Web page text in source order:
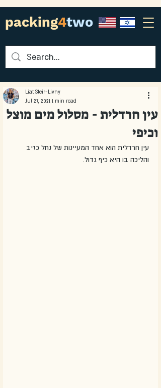
packing4two
עין חרדלית - מסלול מים מוצל
וכיפי
Liat Steir-Livny
Jul 27, 2021 1 min read
עין חרדלית הוא אחד המעיינות של נחל כזיב
והליכה בו היא כיף גדול.